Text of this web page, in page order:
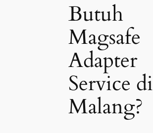
Butuh
Magsafe
Adapter
Service di
Malang?